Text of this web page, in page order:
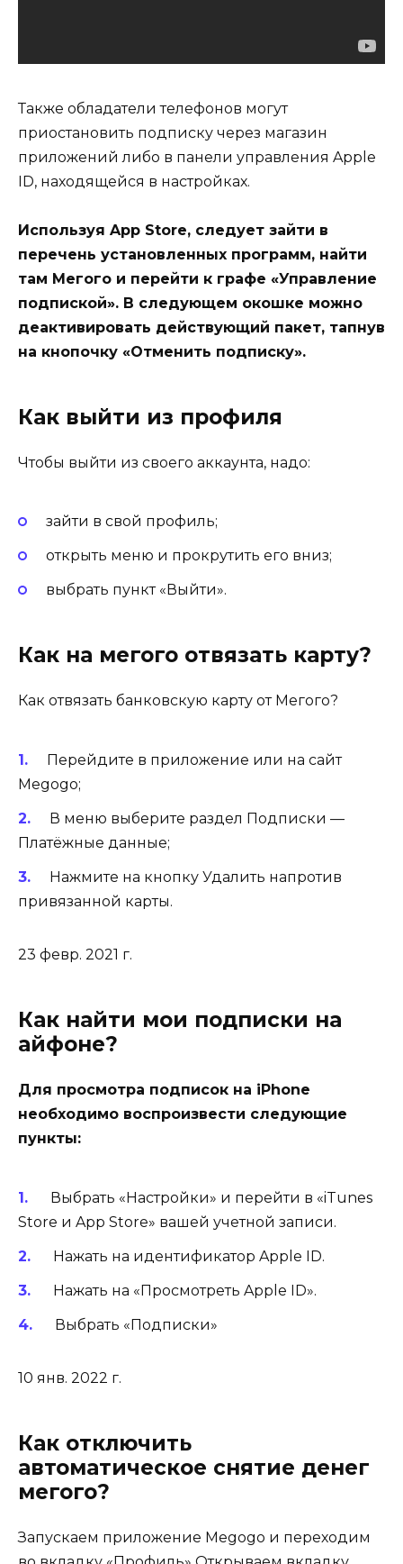
Также обладатели телефонов могут
приостановить подписку через магазин
приложений либо в панели управления Apple
ID, находящейся в настройках.
Используя App Store, следует зайти в
перечень установленных программ, найти
там Мегого и перейти к графе «Управление
подпиской». В следующем окошке можно
деактивировать действующий пакет, тапнув
на кнопочку «Отменить подписку».
Как выйти из профиля
Чтобы выйти из своего аккаунта, надо:
зайти в свой профиль;
открыть меню и прокрутить его вниз;
выбрать пункт «Выйти».
Как на мегого отвязать карту?
Как отвязать банковскую карту от Мегого?
Перейдите в приложение или на сайт
Megogo;
В меню выберите раздел Подписки —
Платёжные данные;
Нажмите на кнопку Удалить напротив
привязанной карты.
23 февр. 2021 г.
Как найти мои подписки на
айфоне?
Для просмотра подписок на iPhone
необходимо воспроизвести следующие
пункты:
Выбрать «Настройки» и перейти в «iTunes
Store и App Store» вашей учетной записи.
Нажать на идентификатор Apple ID.
Нажать на «Просмотреть Apple ID».
Выбрать «Подписки»
10 янв. 2022 г.
Как отключить
автоматическое снятие денег
мегого?
Запускаем приложение Megogo и переходим